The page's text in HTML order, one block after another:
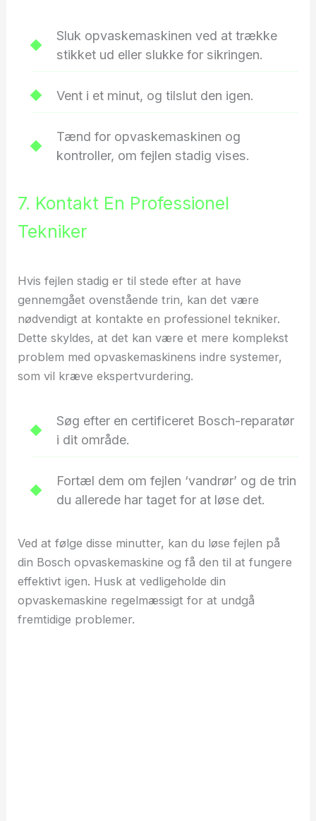
Sluk opvaskemaskinen ved at trække
stikket ud eller slukke for sikringen.
Vent i et minut, og tilslut den igen.
Tænd for opvaskemaskinen og
kontroller, om fejlen stadig vises.
7. Kontakt En Professionel
Tekniker
Hvis fejlen stadig er til stede efter at have
gennemgået ovenstående trin, kan det være
nødvendigt at kontakte en professionel tekniker.
Dette skyldes, at det kan være et mere komplekst
problem med opvaskemaskinens indre systemer,
som vil kræve ekspertvurdering.
Søg efter en certificeret Bosch-reparatør
i dit område.
Fortæl dem om fejlen ‘vandrør’ og de trin
du allerede har taget for at løse det.
Ved at følge disse minutter, kan du løse fejlen på
din Bosch opvaskemaskine og få den til at fungere
effektivt igen. Husk at vedligeholde din
opvaskemaskine regelmæssigt for at undgå
fremtidige problemer.